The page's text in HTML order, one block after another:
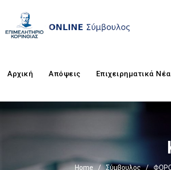
Αρχική Απόψεις Επιχειρηματικά Νέα
Home / Σύμβουλος /